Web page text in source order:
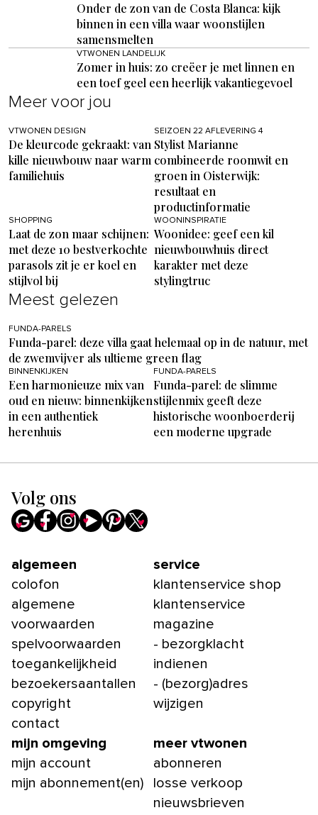
Onder de zon van de Costa Blanca: kijk
binnen in een villa waar woonstijlen
samensmelten
VTWONEN LANDELIJK
Zomer in huis: zo creëer je met linnen en
een toef geel een heerlijk vakantiegevoel
Meer voor jou
VTWONEN DESIGN
De kleurcode gekraakt: van
kille nieuwbouw naar warm
familiehuis
SEIZOEN 22 AFLEVERING 4
Stylist Marianne
combineerde roomwit en
groen in Oisterwijk:
resultaat en
productinformatie
SHOPPING
Laat de zon maar schijnen:
met deze 10 bestverkochte
parasols zit je er koel en
stijlvol bij
WOONINSPIRATIE
Woonidee: geef een kil
nieuwbouwhuis direct
karakter met deze
stylingtruc
Meest gelezen
FUNDA-PARELS
Funda-parel: deze villa gaat helemaal op in de natuur, met
de zwemvijver als ultieme green flag
BINNENKIJKEN
Een harmonieuze mix van
oud en nieuw: binnenkijken
in een authentiek
herenhuis
FUNDA-PARELS
Funda-parel: de slimme
stijlenmix geeft deze
historische woonboerderij
een moderne upgrade
Volg ons
algemeen
colofon
algemene
voorwaarden
spelvoorwaarden
toegankelijkheid
bezoekersaantallen
copyright
contact
service
klantenservice shop
klantenservice
magazine
- bezorgklacht
indienen
- (bezorg)adres
wijzigen
mijn omgeving
mijn account
mijn abonnement(en)
meer vtwonen
abonneren
losse verkoop
nieuwsbrieven